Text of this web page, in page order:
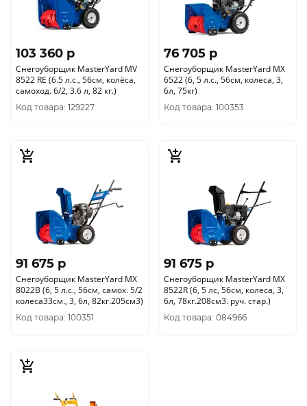
103 360 p
Снегоуборщик MasterYard MV
8522 RE (6.5 л.с., 56см, колёса,
самоход. 6/2, 3.6 л, 82 кг.)
Код товара: 129227
76 705 p
Снегоуборщик MasterYard MX
6522 (6, 5 л.с., 56см, колеса, 3,
6л, 75кг)
Код товара: 100353
91 675 p
Снегоуборщик MasterYard MX
8022B (6, 5 л.с., 56см, самох. 5/2
колеса33см., 3, 6л, 82кг.205см3)
Код товара: 100351
91 675 p
Снегоуборщик MasterYard MX
8522R (6, 5 лс, 56см, колеса, 3,
6л, 78кг.208см3. руч. стар.)
Код товара: 084966